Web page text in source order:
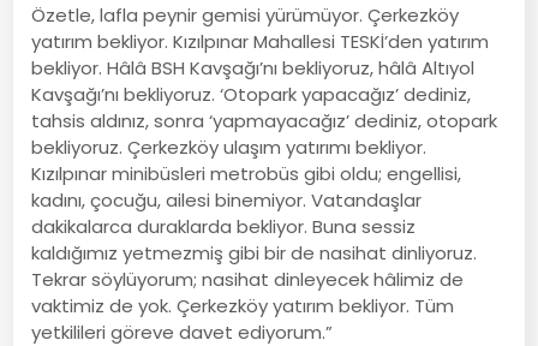
Özetle, lafla peynir gemisi yürümüyor. Çerkezköy
yatırım bekliyor. Kızılpınar Mahallesi TESKİ’den yatırım
bekliyor. Hâlâ BSH Kavşağı’nı bekliyoruz, hâlâ Altıyol
Kavşağı’nı bekliyoruz. ‘Otopark yapacağız’ dediniz,
tahsis aldınız, sonra ‘yapmayacağız’ dediniz, otopark
bekliyoruz. Çerkezköy ulaşım yatırımı bekliyor.
Kızılpınar minibüsleri metrobüs gibi oldu; engellisi,
kadını, çocuğu, ailesi binemiyor. Vatandaşlar
dakikalarca duraklarda bekliyor. Buna sessiz
kaldığımız yetmezmiş gibi bir de nasihat dinliyoruz.
Tekrar söylüyorum; nasihat dinleyecek hâlimiz de
vaktimiz de yok. Çerkezköy yatırım bekliyor. Tüm
yetkilileri göreve davet ediyorum.”